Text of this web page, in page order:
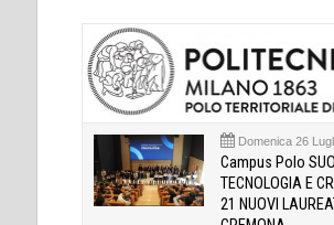
Domenica 26
Campus Polo
TECNOLOGIA E
21 NUOVI